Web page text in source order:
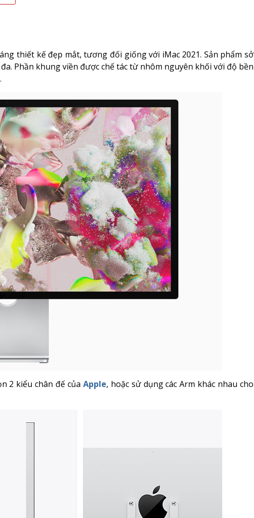
thiết kế đẹp mắt, tương đối giống với iMac 2021. Sản phẩm sở
Phần khung viền được chế tác từ nhôm nguyên khối với độ bền
2 kiểu chân đế của Apple, hoặc sử dụng các Arm khác nhau cho